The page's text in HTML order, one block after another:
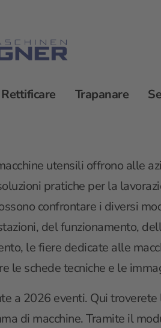
Rettificare Trapanare
macchine
utensili offrono alle
pratiche per la
confrontare i diversi
del funzionamento,
le fiere dedicate alle
le schede tecniche e le
a 2026 eventi. Qui
di macchine. Tramite il